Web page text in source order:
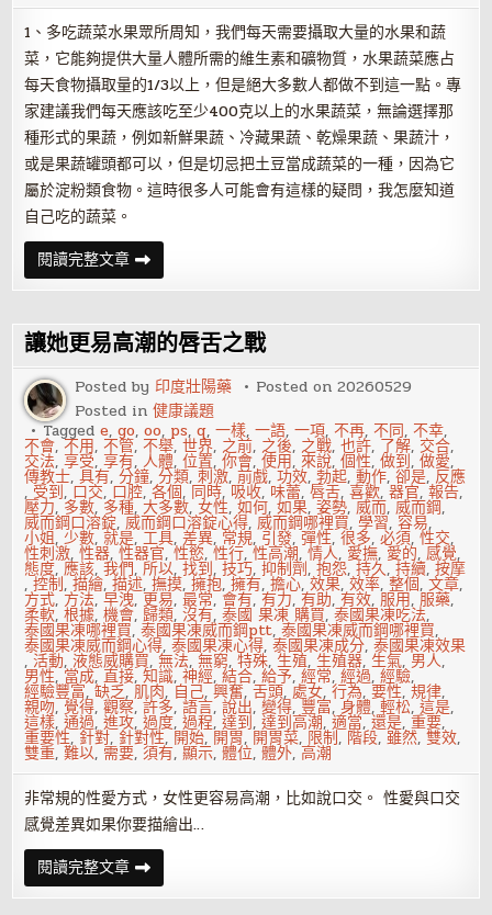
1、多吃蔬菜水果眾所周知，我們每天需要攝取大量的水果和蔬
菜，它能夠提供大量人體所需的維生素和礦物質，水果蔬菜應占
每天食物攝取量的1/3以上，但是絕大多數人都做不到這一點。專
家建議我們每天應該吃至少400克以上的水果蔬菜，無論選擇那
種形式的果蔬，例如新鮮果蔬、冷藏果蔬、乾燥果蔬、果蔬汁，
或是果蔬罐頭都可以，但是切忌把土豆當成蔬菜的一種，因為它
屬於淀粉類食物。這時很多人可能會有這樣的疑問，我怎麼知道
自己吃的蔬菜。
閱讀完整文章春
節
飲
多
吃
蔬
菜
水
果
魚
肉
少
吃
脂
肪
糖
和
鹽
讓她更易高潮的唇舌之戰
Posted by 印度壯陽藥 Posted on20260529
Posted in健康議題
Taggede,go,oo, ps,q,一樣,一語,一項,不再,不同,不幸,
不會,不用,不管,不舉,世界, 之前, 之後, 之戰,也許, 了解, 交合,
交法,享受,享有,人體,位置,你會,使用,來說,個性,做到,做愛,
傳教士,具有,分鐘,分類,刺激,前戲,功效,勃起,動作,卻是, 反應
, 受到, 口交, 口腔,各個, 同時, 吸收, 味蕾,唇舌,喜歡,器官,報告,
壓力, 多數, 多種,大多數,女性,如何,如果,姿勢,威而,威而鋼,
威而鋼口溶錠,威而鋼口溶錠心得,威而鋼哪裡買,學習,容易,
小姐,少數,就是,工具,差異, 常規, 引發,彈性,很多,必須,性交,
性刺激,性器,性器官,性慾,性行,性高潮,情人, 愛撫, 愛的,感覺,
態度,應該,我們,所以,找到,技巧,抑制劑,抱怨,持久,持續,按摩
,控制,描繪,描述,撫摸,擁抱,擁有,擔心,效果,效率,整個,文章,
方式, 方法,早洩, 更易,最常, 會有,有力,有助,有效,服用,服藥,
柔軟,根據,機會,歸類,沒有,泰國 果凍 購買,泰國果凍吃法,
泰國果凍哪裡買,泰國果凍威而鋼ptt,泰國果凍威而鋼哪裡買,
泰國果凍威而鋼心得,泰國果凍心得,泰國果凍成分,泰國果凍效果
,活動,液態威購買,無法,無窮,特殊,生殖,生殖器,生氣, 男人,
男性, 當成,直接,知識,神經,結合,給予,經常,經過,經驗,
經驗豐富,缺乏,肌肉, 自己,興奮,舌頭,處女,行為,要性,規律,
親吻, 覺得,觀察,許多,語言,說出,變得, 豐富,身體,輕松,這是,
這樣,通過,進攻,過度,過程,達到,達到高潮,適當,還是,重要,
重要性, 針對, 針對性, 開始, 開胃, 開胃菜, 限制, 階段,雖然,雙效,
雙重,難以, 需要,須有,顯示,體位,體外,高潮
非常規的性愛方式，女性更容易高潮，比如說口交。 性愛與口交
感覺差異如果你要描繪出…
閱讀完整文章讓
她
更